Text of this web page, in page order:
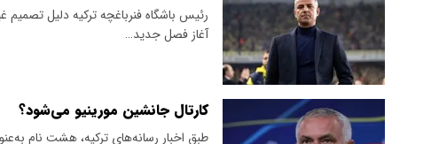
رئیس باشگاه فنرباغچه ترکیه دلیل تصمیم
آغاز فصل جدید…
کارتال جانشین مورینیو می‌شود؟
​طبق اخبار رسانه‌های ترکیه، هشت نام